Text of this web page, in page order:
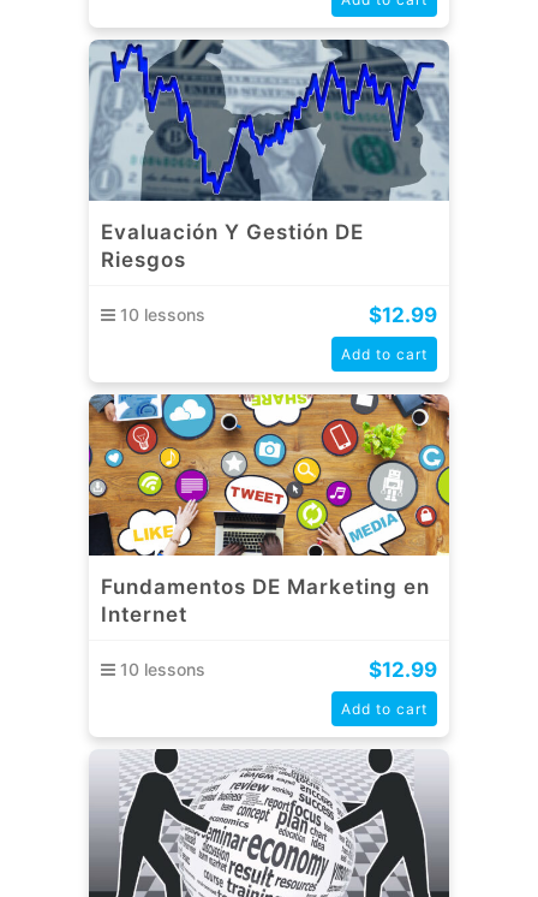
Evaluación Y Gestión DE
Riesgos
10 lessons $12.99
Add to cart
Fundamentos DE Marketing en
Internet
10 lessons $12.99
Add to cart